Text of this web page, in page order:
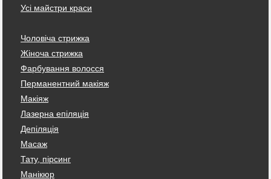
Усі майстри краси
Чоловіча стрижка
Жіноча стрижка
Фарбування волосся
Перманентний макіяж
Макіяж
Лазерна епіляція
Депіляція
Масаж
Тату, пірсинг
Манікюр